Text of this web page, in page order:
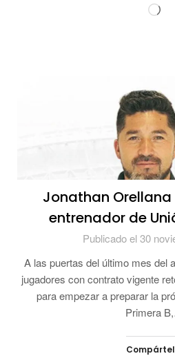
Jonathan
entrenador de
Publicado el 30
A las puertas del último mes del
jugadores con contrato vigente
para empezar a preparar la
Primera